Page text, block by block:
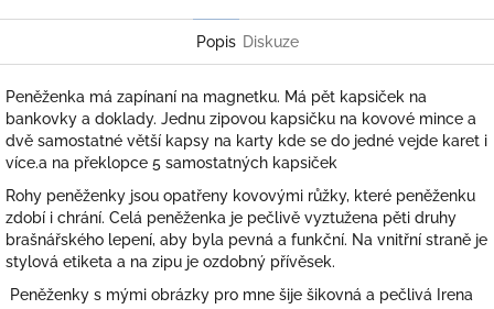
Popis Diskuze
Peněženka má zapínaní na magnetku. Má pět kapsiček na
bankovky a doklady. Jednu zipovou kapsičku na kovové mince a
dvě samostatné větší kapsy na karty kde se do jedné vejde karet i
více.a na překlopce 5 samostatných kapsiček
Rohy peněženky jsou opatřeny kovovými růžky, které peněženku
zdobí i chrání. Celá peněženka je pečlivě vyztužena pěti druhy
brašnářského lepení, aby byla pevná a funkční. Na vnitřní straně je
stylová etiketa a na zipu je ozdobný přívěsek.
Peněženky s mými obrázky pro mne šije šikovná a pečlivá Irena